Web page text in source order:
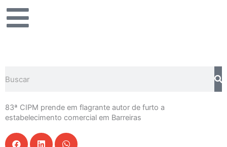
para
83ª CIPM prende em flagrante autor de furto a
estabelecimento comercial em Barreiras